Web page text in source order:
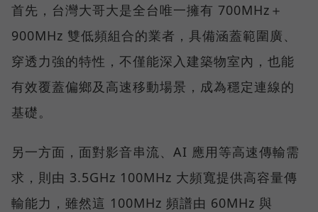
首先，台灣大哥大是全台唯一擁有 700MHz＋
900MHz 雙低頻組合的業者，具備涵蓋範圍廣、
穿透力強的特性，不僅能深入建築物室內，也能
有效覆蓋偏鄉及高速移動場景，成為穩定連線的
基礎。
另一方面，面對影音串流、AI 應用等高速傳輸需
求，則由 3.5GHz 100MHz 大頻寬提供高容量傳
輸能力，雖然這 100MHz 頻譜由 60MHz 與